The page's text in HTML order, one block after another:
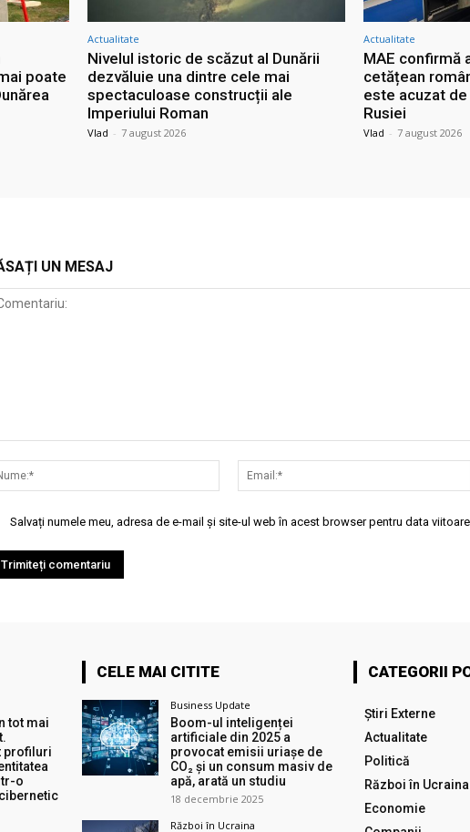
poate
Actualitate
Nivelul istoric de scăzut al Dunării
dezvăluie una dintre cele mai
spectaculoase construcții ale
Imperiului Roman
Vlad - 7 august 2026
Actualitate
MAE confirmă
cetățean
este acuzat
Rusiei
Vlad - 7 august 2026
UN MESAJ
Nume:*
Salvați numele meu, adresa de e-mail și site-ul web în acest browser pentru data
tot mai
profiluri
o
CELE MAI CITITE
Business Update
Boom-ul inteligenței
artificiale din 2025 a
provocat emisii uriașe de
CO₂ și un consum masiv de
apă, arată un studiu
18 decembrie 2025
Război în Ucraina
CATEGORII
Știri Externe
Actualitate
Politică
Război în Ucraina
Economie